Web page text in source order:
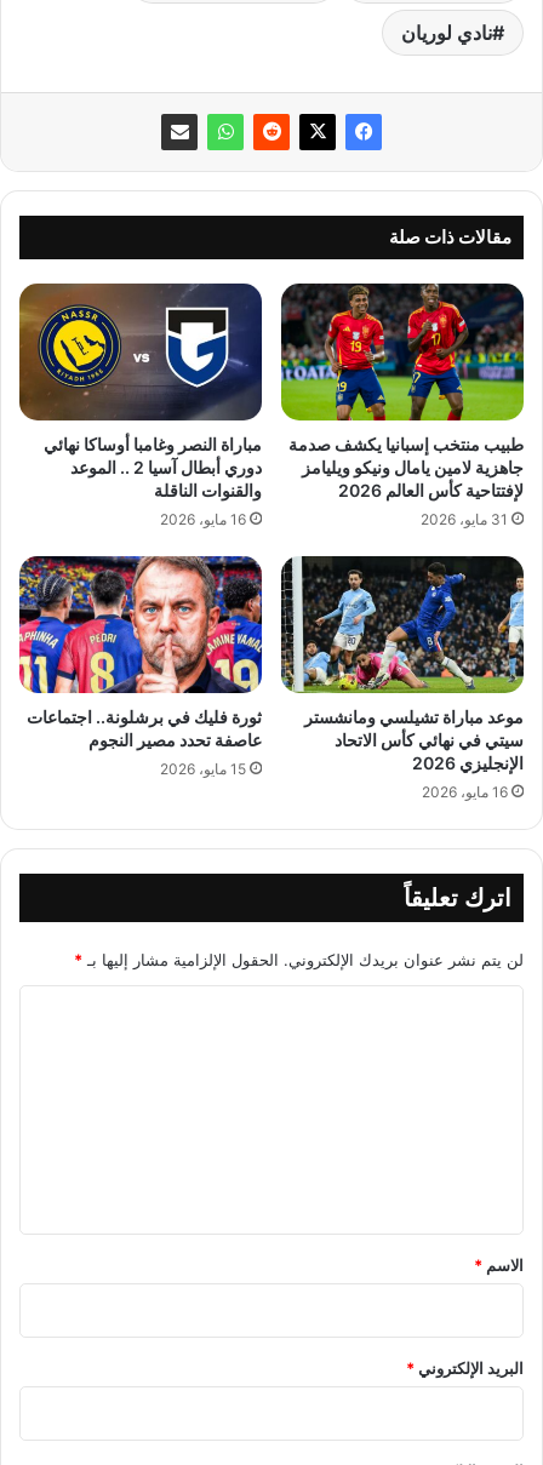
نادي لوريان
مقالات ذات صلة
طبيب منتخب إسبانيا يكشف صدمة
جاهزية لامين يامال ونيكو ويليامز
لإفتتاحية كأس العالم 2026
31 مايو، 2026
مباراة النصر وغامبا أوساكا نهائي
دوري أبطال آسيا 2 .. الموعد
والقنوات الناقلة
16 مايو، 2026
موعد مباراة تشيلسي ومانشستر
سيتي في نهائي كأس الاتحاد
الإنجليزي 2026
16 مايو، 2026
ثورة فليك في برشلونة.. اجتماعات
عاصفة تحدد مصير النجوم
15 مايو، 2026
اترك تعليقاً
لن يتم نشر عنوان بريدك الإلكتروني. الحقول الإلزامية مشار إليها بـ *
*
الاسم *
البريد الإلكتروني*